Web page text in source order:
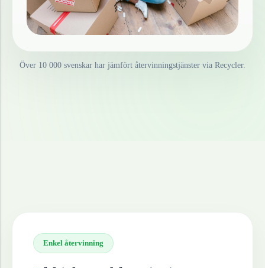
Över 10 000 svenskar har jämfört återvinningstjänster via Recycler.
Enkel återvinning